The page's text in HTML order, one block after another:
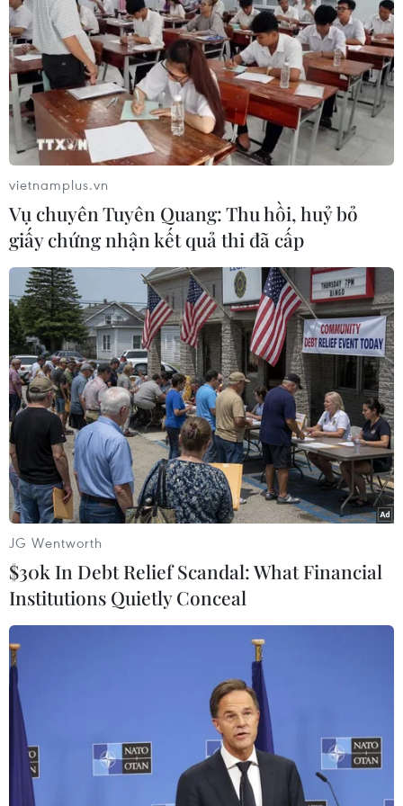
TIN LIÊN QUAN
Thông tấn xã Việt Nam tri ân các thương
binh, liệt sĩ tại An Giang
25/07/2020 10:58
Ngày 25/7, Hội Cựu chiến binh TTXVN phối hợp Hội
Cựu chiến bình tỉnh An Giang tổ chức lễ dâng hương
tưởng niệm các anh hùng liệt sỹ tại Nghĩa trang liệt sỹ
Dốc Bà Đắc.
vietnamplus.vn
Vụ chuyên Tuyên Quang: Thu hồi, huỷ bỏ
giấy chứng nhận kết quả thi đã cấp
JG Wentworth
$30k In Debt Relief Scandal: What Financial
Institutions Quietly Conceal